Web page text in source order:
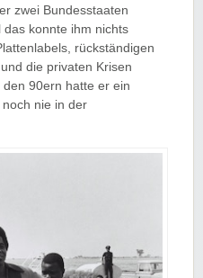
zwei Bundesstaaten
das konnte ihm nichts
rückständigen
die privaten Krisen
90ern hatte er ein
nie in der